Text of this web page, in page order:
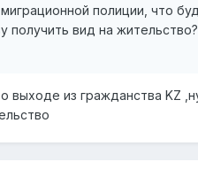
полиции, что
получить вид на
выходе из гражданства KZ